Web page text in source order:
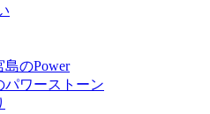
のPower
パワーストーン